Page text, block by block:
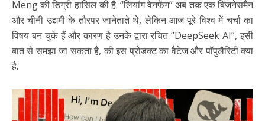
Meng की डिग्री हासिल की है. “लियांग वेनफेंग” अब तक एक बिजनेसमैन
और चीनी उद्यमी के तौरपर जानेताते थे, लेकिन आज पूरे विश्व में चर्चा का
विषय बन चुके हैं और कारण है उनके द्वारा रचित “DeepSeek AI”, इसी
बात से समझा जा सकता है, की इस प्रोडक्ट का वैटेज और पॉपुलैरिटी क्या
है.